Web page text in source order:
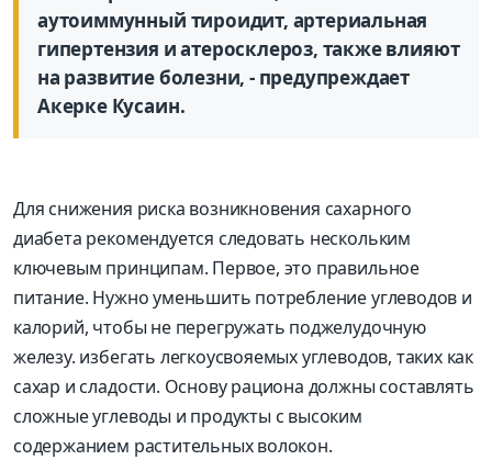
аутоиммунный тироидит, артериальная
гипертензия и атеросклероз, также влияют
на развитие болезни, - предупреждает
Акерке Кусаин.
Для снижения риска возникновения сахарного
диабета рекомендуется следовать нескольким
ключевым принципам. Первое, это правильное
питание. Нужно уменьшить потребление углеводов и
калорий, чтобы не перегружать поджелудочную
железу. избегать легкоусвояемых углеводов, таких как
сахар и сладости. Основу рациона должны составлять
сложные углеводы и продукты с высоким
содержанием растительных волокон.